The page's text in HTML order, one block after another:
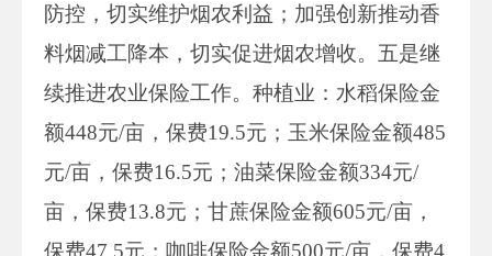
防控，切实维护烟农利益；加强创新推动香
料烟减工降本，切实促进烟农增收。五是继
续推进农业保险工作。种植业：水稻保险金
额448元/亩，保费19.5元；玉米保险金额485
元/亩，保费16.5元；油菜保险金额334元/
亩，保费13.8元；甘蔗保险金额605元/亩，
保费47.5元；咖啡保险金额500元/亩，保费4